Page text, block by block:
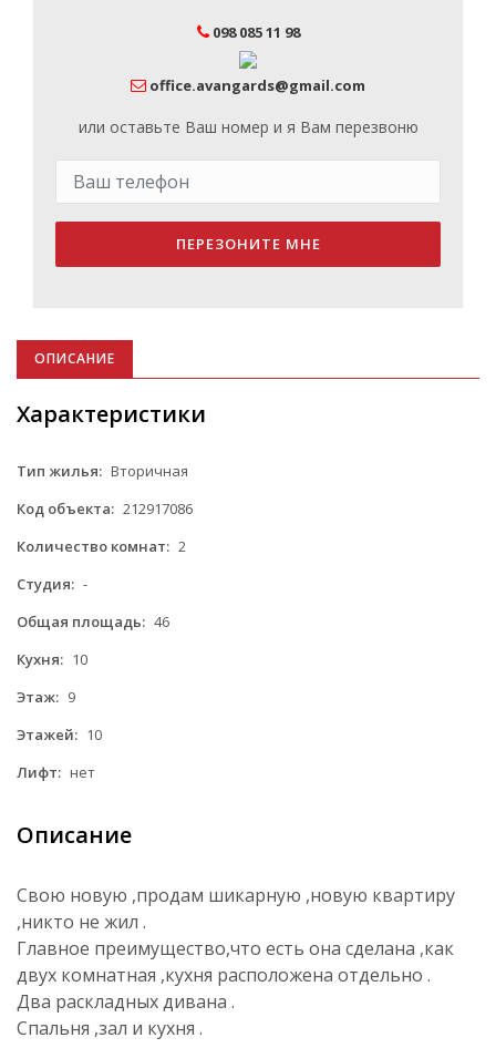
098 085 11 98
office.avangards@gmail.com
или оставьте Ваш номер и я Вам перезвоню
ПЕРЕЗОНИТЕ МНЕ
ОПИСАНИЕ
Характеристики
Тип жилья: Вторичная
Код объекта: 212917086
Количество комнат: 2
Студия: -
Общая площадь: 46
Кухня: 10
Этаж: 9
Этажей: 10
Лифт: нет
Описание
Свою новую ,продам шикарную ,новую квартиру
,никто не жил .
Главное преимущество,что есть она сделана ,как
двух комнатная ,кухня расположена отдельно .
Два раскладных дивана .
Спальня ,зал и кухня .